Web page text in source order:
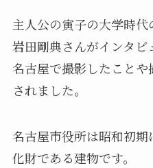
主人公の寅子の大学時
岩田剛典さんがインタ
名古屋で撮影したこと
されました。
名古屋市役所は昭和初
化財である建物です。